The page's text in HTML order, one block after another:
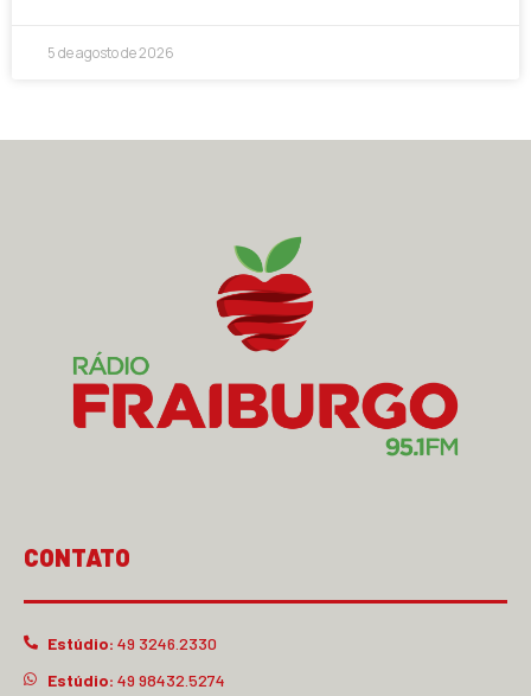
5 de agosto de 2026
CONTATO
Estúdio: 49 3246.2330
Estúdio: 49 98432.5274